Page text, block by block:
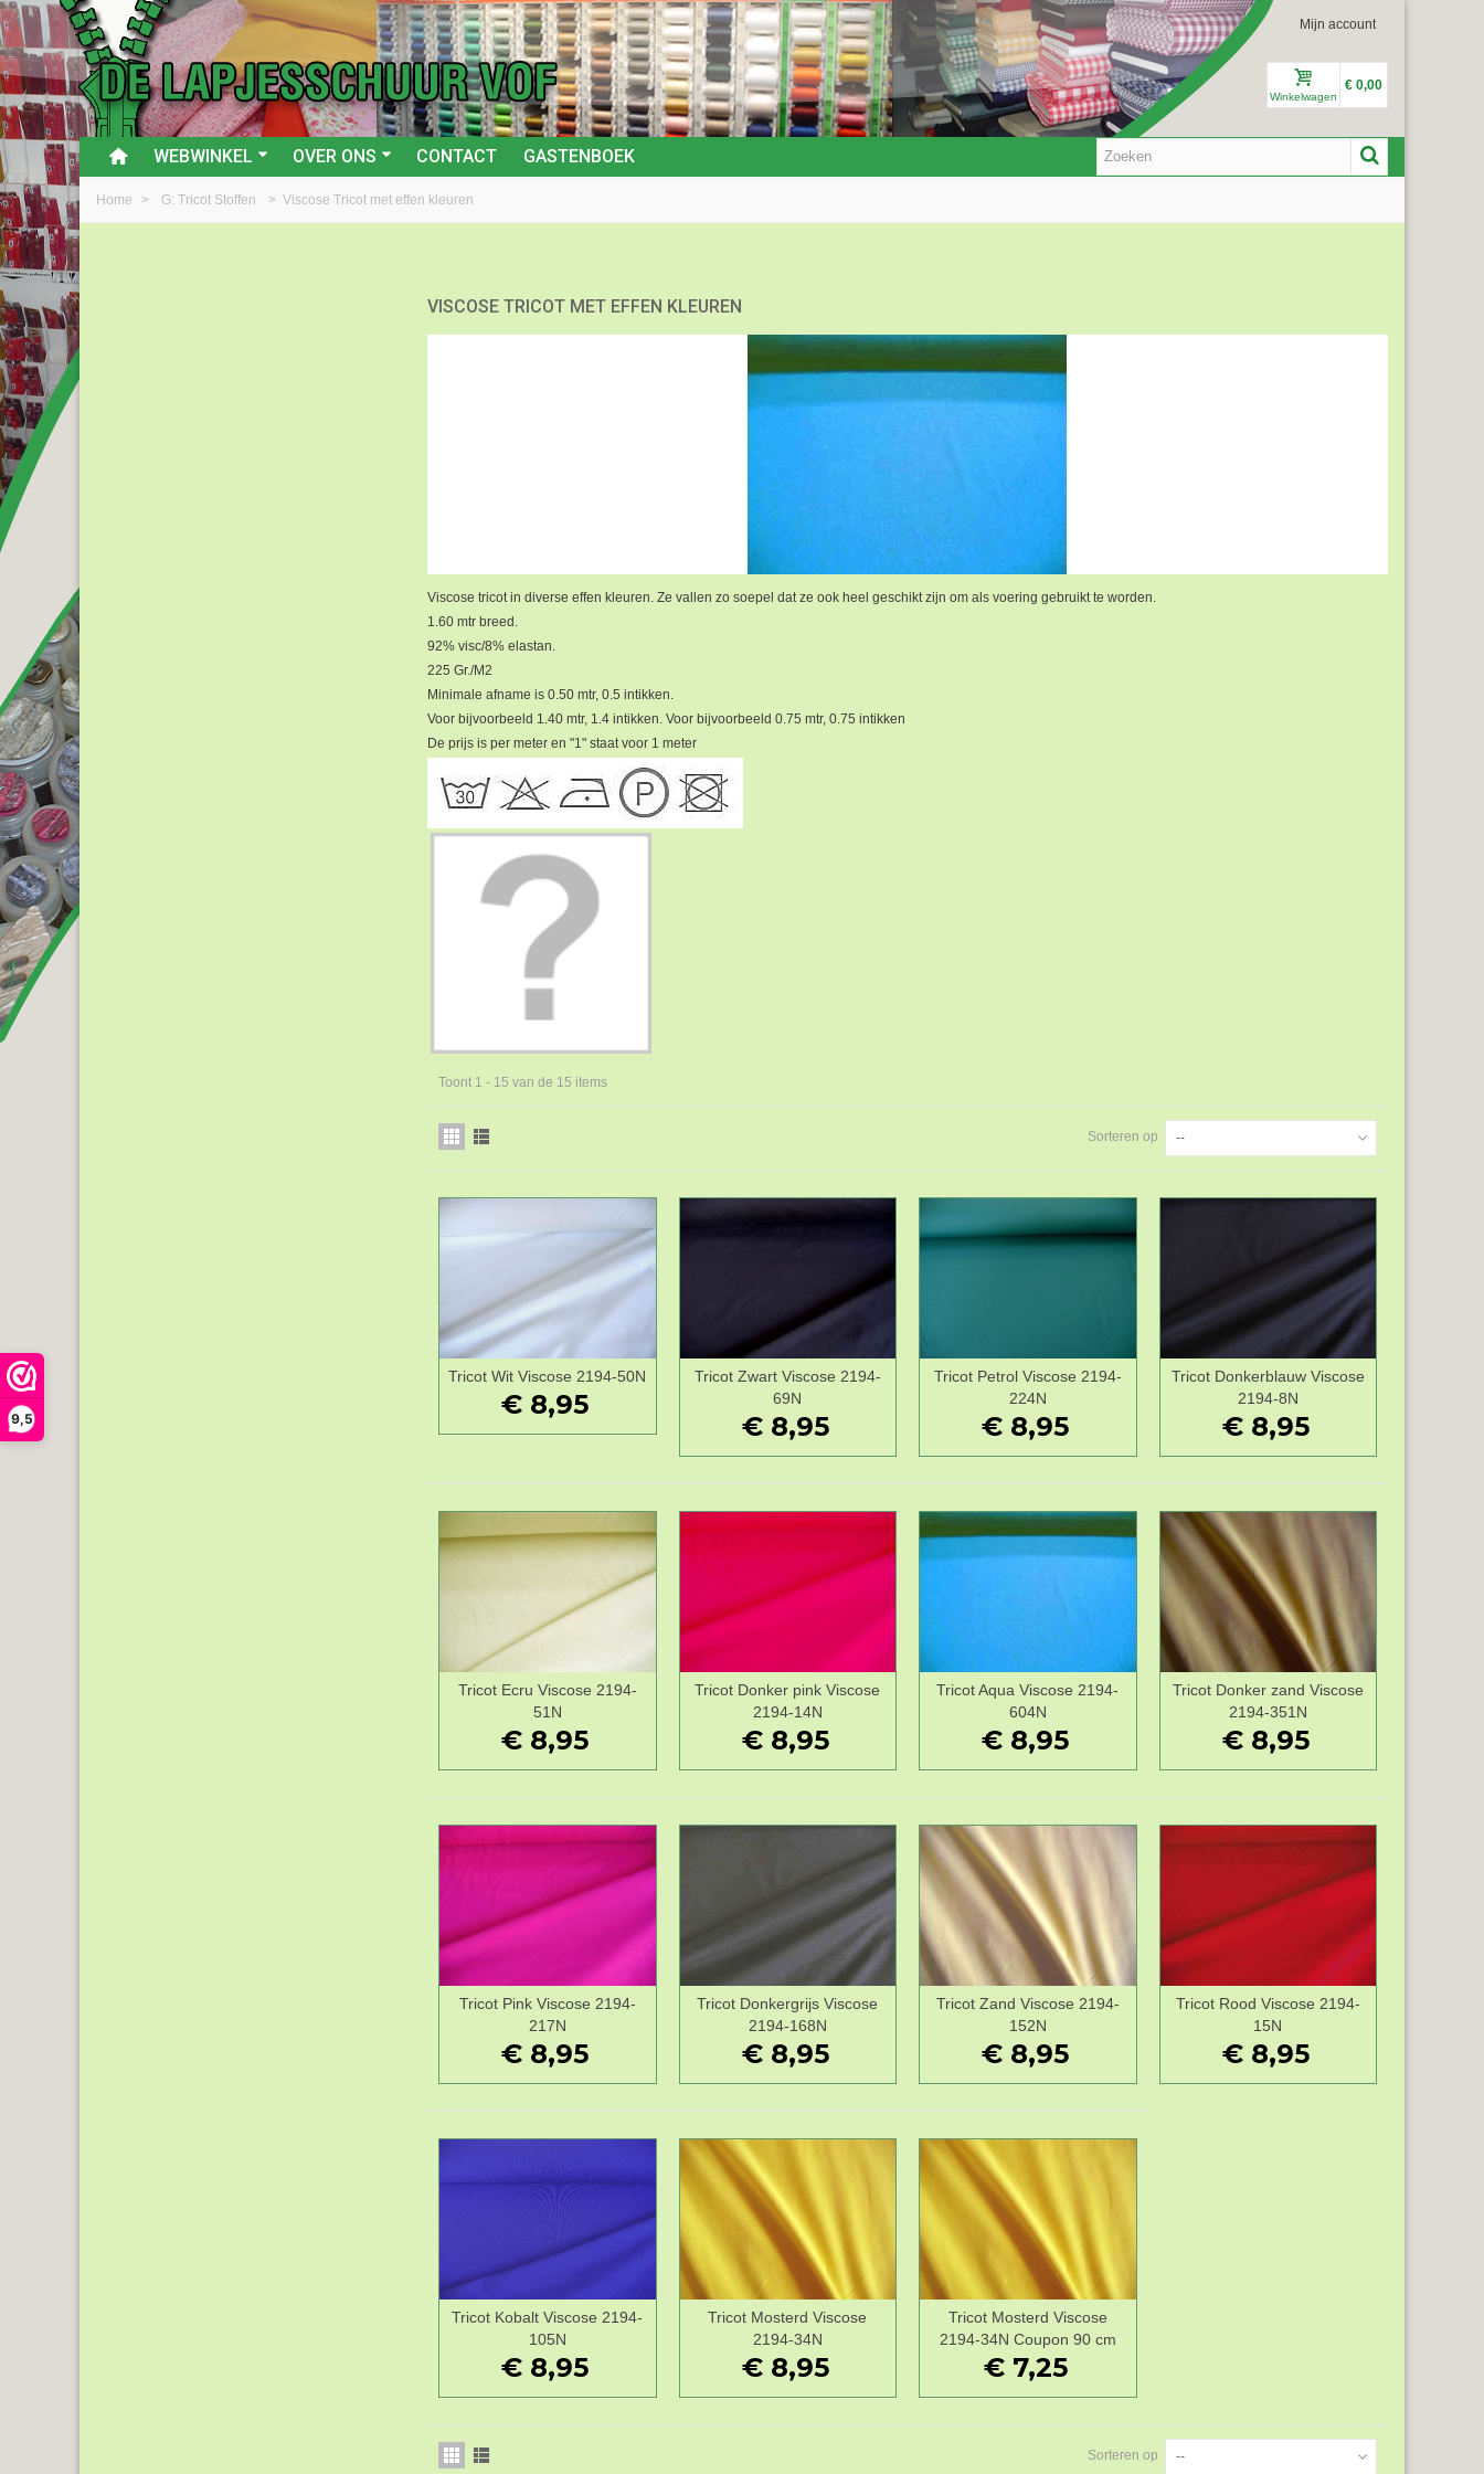
9,5
Mijn account
Winkelwagen
€ 0,00
WEBWINKEL OVER ONS CONTACT GASTENBOEK
Home > G: Tricot Stoffen > Viscose Tricot met effen kleuren
VISCOSE TRICOT MET EFFEN KLEUREN
Viscose tricot in diverse effen kleuren. Ze vallen zo soepel dat ze ook heel geschikt zijn om als voering gebruikt te worden.
1.60 mtr breed.
92% visc/8% elastan.
225 Gr./M2
Minimale afname is 0.50 mtr, 0.5 intikken.
Voor bijvoorbeeld 1.40 mtr, 1.4 intikken. Voor bijvoorbeeld 0.75 mtr, 0.75 intikken
De prijs is per meter en "1" staat voor 1 meter
Toont 1 - 15 van de 15 items
Sorteren op --
Wenslijst
Tricot Wit Viscose 2194-50N
€ 8,95
Wenslijst
Tricot Zwart Viscose 2194-
69N
€ 8,95
Wenslijst
Tricot Petrol Viscose 2194-
224N
€ 8,95
Wenslijst
Tricot Donkerblauw Viscose
2194-8N
€ 8,95
Wenslijst
Tricot Ecru Viscose 2194-
51N
€ 8,95
Wenslijst
Tricot Donker pink Viscose
2194-14N
€ 8,95
Wenslijst
Tricot Aqua Viscose 2194-
604N
€ 8,95
Wenslijst
Tricot Donker zand Viscose
2194-351N
€ 8,95
Wenslijst
Tricot Pink Viscose 2194-
217N
€ 8,95
Wenslijst
Tricot Donkergrijs Viscose
2194-168N
€ 8,95
Wenslijst
Tricot Zand Viscose 2194-
152N
€ 8,95
Wenslijst
Tricot Rood Viscose 2194-
15N
€ 8,95
Wenslijst
Tricot Kobalt Viscose 2194-
105N
€ 8,95
Wenslijst
Tricot Mosterd Viscose
2194-34N
€ 8,95
Wenslijst
Tricot Mosterd Viscose
2194-34N Coupon 90 cm
€ 7,25
Sorteren op --